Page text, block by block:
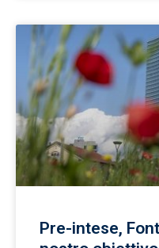
Pre-intese,